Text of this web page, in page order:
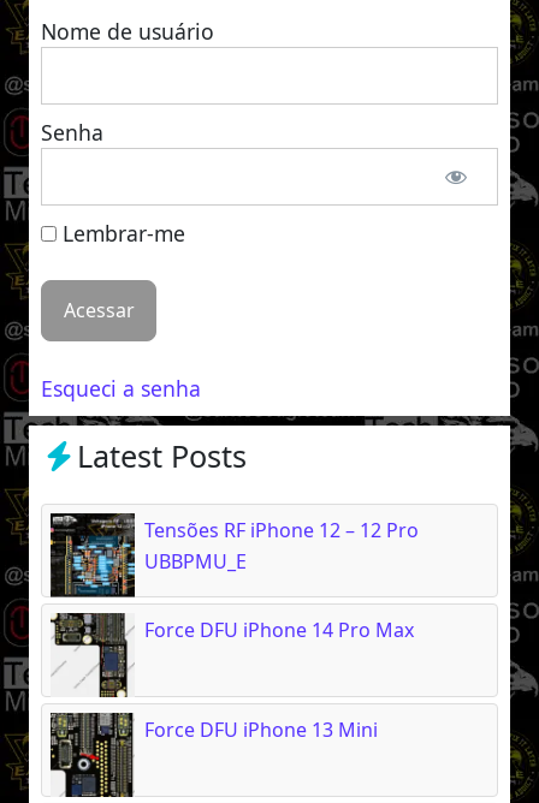
Nome de usuário
Senha
Lembrar-me
Esqueci a senha
Latest Posts
Tensões RF iPhone 12 – 12 Pro
UBBPMU_E
Force DFU iPhone 14 Pro Max
Force DFU iPhone 13 Mini